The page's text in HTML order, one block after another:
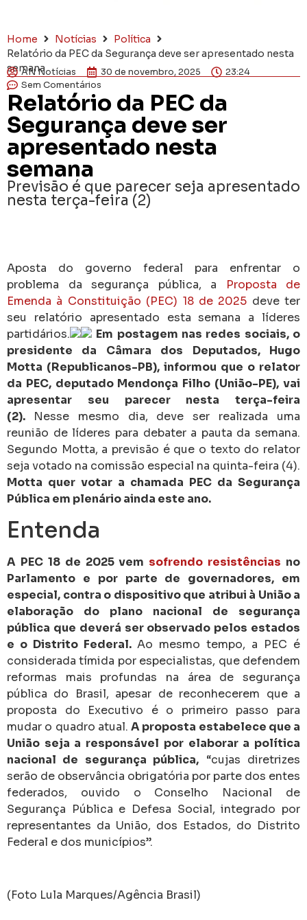
Home Notícias
Política
Relatório da PEC da Segurança deve ser apresentado nesta
semana
AN Notícias 30 de novembro, 2025
23:24
Sem Comentários
Relatório da PEC da
Segurança deve ser
apresentado nesta
semana
Previsão é que parecer seja apresentado
nesta terça-feira (2)
Aposta do governo federal para enfrentar o
problema da segurança pública, a
Proposta de
Emenda à Constituição (PEC) 18 de 2025 deve ter
seu relatório apresentado esta semana a líderes
partidários.
Em postagem nas redes sociais, o
presidente da Câmara dos Deputados, Hugo
Motta (Republicanos-PB), informou que o relator
da PEC, deputado Mendonça Filho (União-PE), vai
apresentar seu parecer nesta terça-feira
(2).
Nesse mesmo dia, deve ser realizada uma
reunião de líderes para debater a pauta da semana.
Segundo Motta, a previsão é que o texto do relator
seja votado na comissão especial na quinta-feira (4).
Motta quer votar a chamada PEC da Segurança
Pública em plenário ainda este ano.
Entenda
A PEC 18 de 2025 vem sofrendo resistências no
Parlamento e por parte de governadores, em
especial, contra o dispositivo que atribui à União a
elaboração do plano nacional de segurança
pública que deverá ser observado pelos estados
e o Distrito Federal. Ao mesmo tempo, a PEC é
considerada tímida por especialistas, que defendem
reformas mais profundas na área de segurança
pública do Brasil, apesar de reconhecerem que a
proposta do Executivo é o primeiro passo para
mudar o quadro atual. A proposta estabelece que a
União seja a responsável por elaborar a política
nacional de segurança pública, “cujas diretrizes
serão de observância obrigatória por parte dos entes
federados, ouvido o Conselho Nacional de
Segurança Pública e Defesa Social, integrado por
representantes da União, dos Estados, do Distrito
Federal e dos municípios”.
(Foto Lula Marques/Agência Brasil)